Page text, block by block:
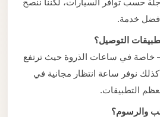
حسب توافر السيارات، لكننا ننصح
خدمة.
التوصيل؟
في ساعات الذروة حيث ترتفع
نوفر ساعة انتظار مجانية في
التطبيقات.
والرسوم؟